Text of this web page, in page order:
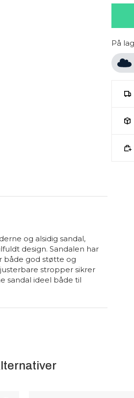
På
og alsidig sandal,
design. Sandalen har
både god støtte og
stropper sikrer
sandal ideel både til